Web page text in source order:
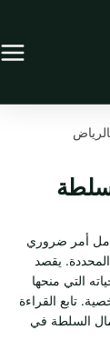
أمر ضروري
المحددة. يقصد
التي منحها
تابع القراءة
السلطة في